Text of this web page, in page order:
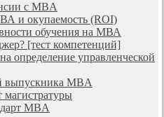
с MBA
и окупаемость (ROI)
обучения на МВА
[тест компетенций]
определение управленческой
выпускника MBA
MBA